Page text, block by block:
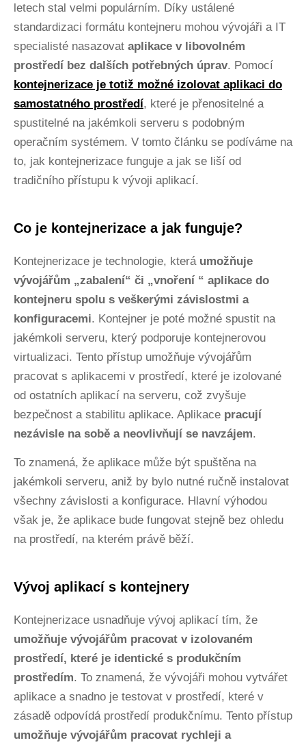
letech stal velmi populárním. Díky ustálené
standardizaci formátu kontejneru mohou vývojáři a IT
specialisté nasazovat aplikace v libovolném
prostředí bez dalších potřebných úprav. Pomocí
kontejnerizace je totiž možné izolovat aplikaci do
samostatného prostředí, které je přenositelné a
spustitelné na jakémkoli serveru s podobným
operačním systémem. V tomto článku se podíváme na
to, jak kontejnerizace funguje a jak se liší od
tradičního přístupu k vývoji aplikací.
Co je kontejnerizace a jak funguje?
Kontejnerizace je technologie, která umožňuje
vývojářům „zabalení“ či „vnoření “ aplikace do
kontejneru spolu s veškerými závislostmi a
konfiguracemi. Kontejner je poté možné spustit na
jakémkoli serveru, který podporuje kontejnerovou
virtualizaci. Tento přístup umožňuje vývojářům
pracovat s aplikacemi v prostředí, které je izolované
od ostatních aplikací na serveru, což zvyšuje
bezpečnost a stabilitu aplikace. Aplikace pracují
nezávisle na sobě a neovlivňují se navzájem.
To znamená, že aplikace může být spuštěna na
jakémkoli serveru, aniž by bylo nutné ručně instalovat
všechny závislosti a konfigurace. Hlavní výhodou
však je, že aplikace bude fungovat stejně bez ohledu
na prostředí, na kterém právě běží.
Vývoj aplikací s kontejnery
Kontejnerizace usnadňuje vývoj aplikací tím, že
umožňuje vývojářům pracovat v izolovaném
prostředí, které je identické s produkčním
prostředím. To znamená, že vývojáři mohou vytvářet
aplikace a snadno je testovat v prostředí, které v
zásadě odpovídá prostředí produkčnímu. Tento přístup
umožňuje vývojářům pracovat rychleji a